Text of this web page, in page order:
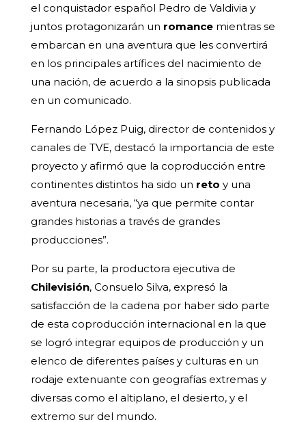
el conquistador español Pedro de Valdivia y
juntos protagonizarán un romancemientras se
embarcan en una aventura que les convertirá
en los principales artífices del nacimiento de
una nación, de acuerdo a la sinopsis publicada
en un comunicado.
Fernando López Puig, director de contenidos y
canales de TVE, destacó la importancia de este
proyecto y afirmó que la coproducción entre
continentes distintos ha sido un reto y una
aventura necesaria, “ya que permite contar
grandes historias a través de grandes
producciones”.
Por su parte, la productora ejecutiva de
Chilevisión, Consuelo Silva, expresó la
satisfacción de la cadena por haber sido parte
de esta coproducción internacional en la que
se logró integrar equipos de producción y un
elenco de diferentes países y culturas en un
rodaje extenuante con geografías extremas y
diversas como el altiplano, el desierto, y el
extremo sur del mundo.